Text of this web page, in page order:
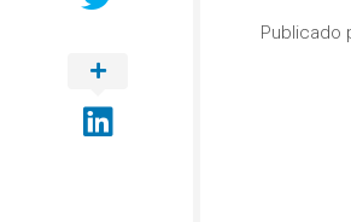
Publicado